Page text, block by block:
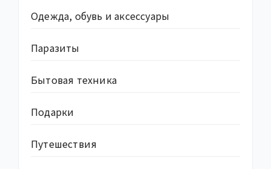
Одежда, обувь и аксессуары
Паразиты
Бытовая техника
Подарки
Путешествия